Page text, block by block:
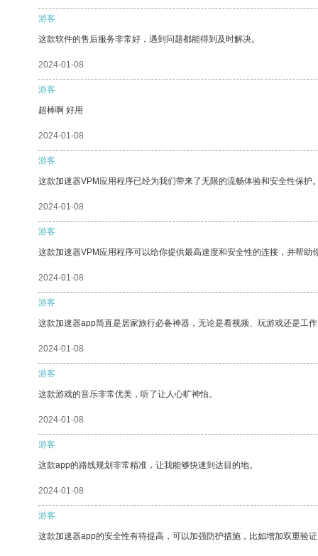
游客
这款软件的售后服务非常好，遇到问题都能得到及时解决。
2024-01-08
游客
超棒啊 好用
2024-01-08
游客
这款加速器VPM应用程序已经为我们带来了无限的流畅体验和安全性保护
2024-01-08
游客
这款加速器VPM应用程序可以给你提供最高速度和安全性的连接，并帮助
2024-01-08
游客
这款加速器app简直是居家旅行必备神器，无论是看视频、玩游戏还是工
2024-01-08
游客
这款游戏的音乐非常优美，听了让人心旷神怡。
2024-01-08
游客
这款app的路线规划非常精准，让我能够快速到达目的地。
2024-01-08
游客
这款加速器app的安全性有待提高，可以加强防护措施，比如增加双重验